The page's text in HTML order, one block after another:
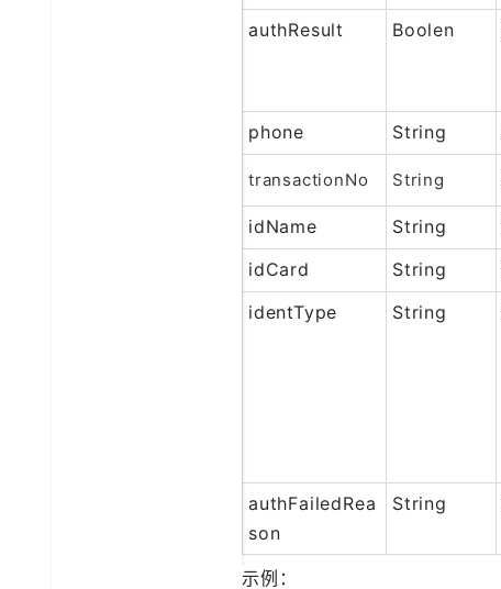
authResult
Boolen
phone
String
transactionNo String
idName String
idCard
String
identType
String
authFailedRea
son
String
示例：